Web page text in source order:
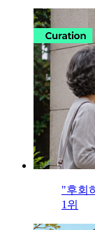
"후회
1위